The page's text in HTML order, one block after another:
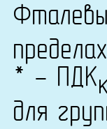
* - ПДК
для